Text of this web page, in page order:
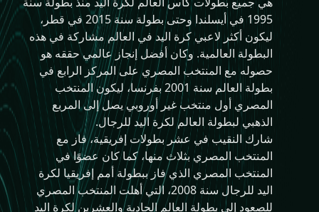
1995 في أيسلندا وحتى بطولة سنة 2015 في قطر،
ليكون أكثر لاعبي كرة اليد في العالم مشاركة في هذه
البطولة العالمية. وكان أفضل إنجاز عالمي حققه هو
حصوله مع المنتخب المصري على المركز الرابع في
بطولة العالم سنة 2001 بفرنسا، ليكون المنتخب
المصري أول منتخب غير أوروبي يصل إلى المربع
الذهبي لبطولة العالم لكرة اليد للرجال.
شارك النقيب في عشر بطولات إفريقية، فاز مع
المنتخب المصري بثلاث منها، كما كان عضوًا في
المنتخب المصري الذي فاز ببطولة أمم إفريقيا لكرة
اليد للرجال سنة 2008، التي أهلت المنتخب المصري
للصعود إلى بطولة العالم الحادية والعشرين لكرة اليد